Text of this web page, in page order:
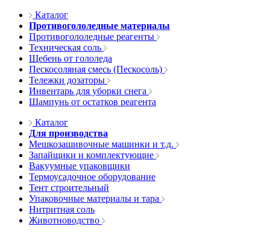
Каталог
Противогололедные материалы
Противогололедные реагенты
Техническая соль
Щебень от гололеда
Пескосоляная смесь (Пескосоль)
Тележки дозаторы
Инвентарь для уборки снега
Шампунь от остатков реагента
Каталог
Для производства
Мешкозашивочные машинки и т.д.
Запайщики и комплектующие
Вакуумные упаковщики
Термоусадочное оборудование
Тент строительный
Упаковочные материалы и тара
Нитритная соль
Животноводство